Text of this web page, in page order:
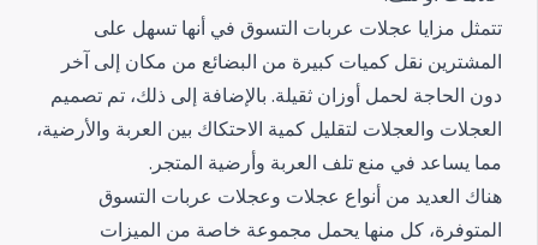
تتمثل مزايا عجلات عربات التسوق في أنها تسهل على
المشترين نقل كميات كبيرة من البضائع من مكان إلى آخر
دون الحاجة لحمل أوزان ثقيلة. بالإضافة إلى ذلك، تم تصميم
العجلات والعجلات لتقليل كمية الاحتكاك بين العربة والأرضية،
مما يساعد في منع تلف العربة وأرضية المتجر.
هناك العديد من أنواع عجلات وعجلات عربات التسوق
المتوفرة، كل منها يحمل مجموعة خاصة من الميزات